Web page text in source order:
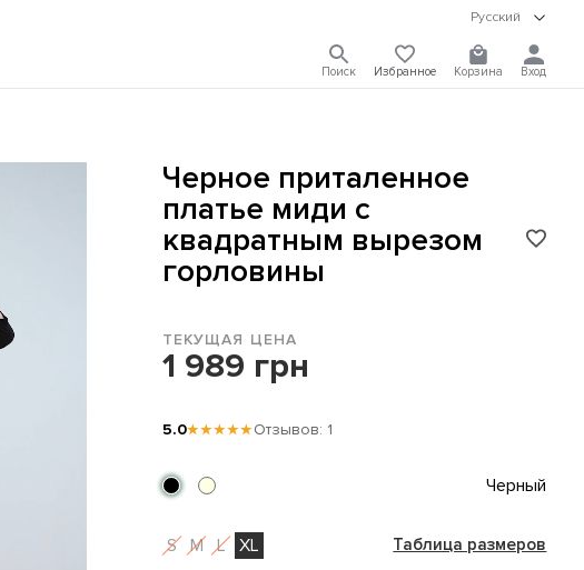
Русский
Поиск Избранное Корзина Вход
Черное приталенное
платье миди с
квадратным вырезом
горловины
ТЕКУЩАЯ ЦЕНА
1 989 грн
5.0★★★★★Отзывов: 1
Черный
S M L XL Таблица размеров